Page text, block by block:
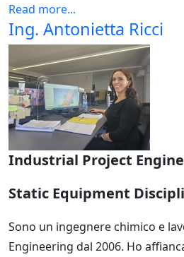
Read more...
Ing. Antonietta Ricci
Industrial Project
Static Equipment
Sono un ingegnere chimico e
Engineering dal 2006. Ho